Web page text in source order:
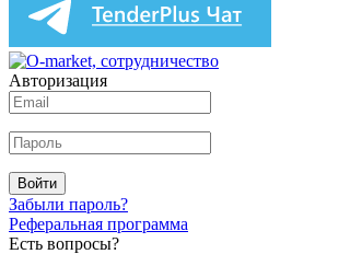
Авторизация
Войти
Забыли пароль?
Реферальная программа
Есть вопросы?